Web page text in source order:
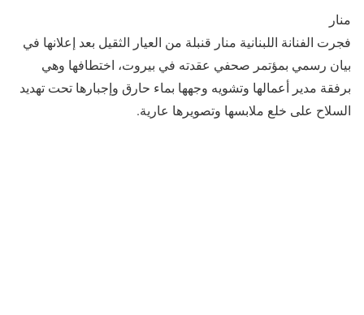
منار
فجرت الفنانة اللبنانية منار قنبلة من العيار الثقيل بعد إعلانها في
بيان رسمي بمؤتمر صحفي عقدته في بيروت، اختطافها وهي
برفقة مدير أعمالها وتشويه وجهها بماء حارق وإجبارها تحت تهديد
السلاح على خلع ملابسها وتصويرها عارية.